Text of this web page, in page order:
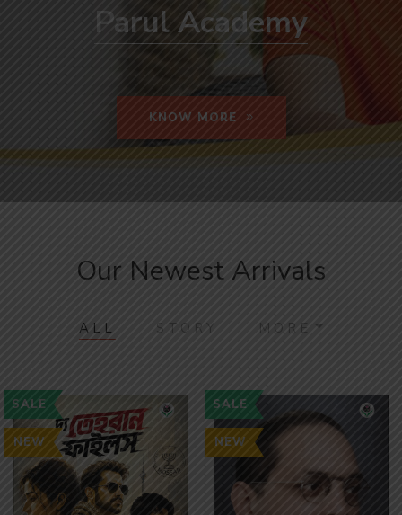
Parul Academy
KNOW MORE
Our Newest Arrivals
ALL STORY MORE
SALE
NEW
SALE
NEW